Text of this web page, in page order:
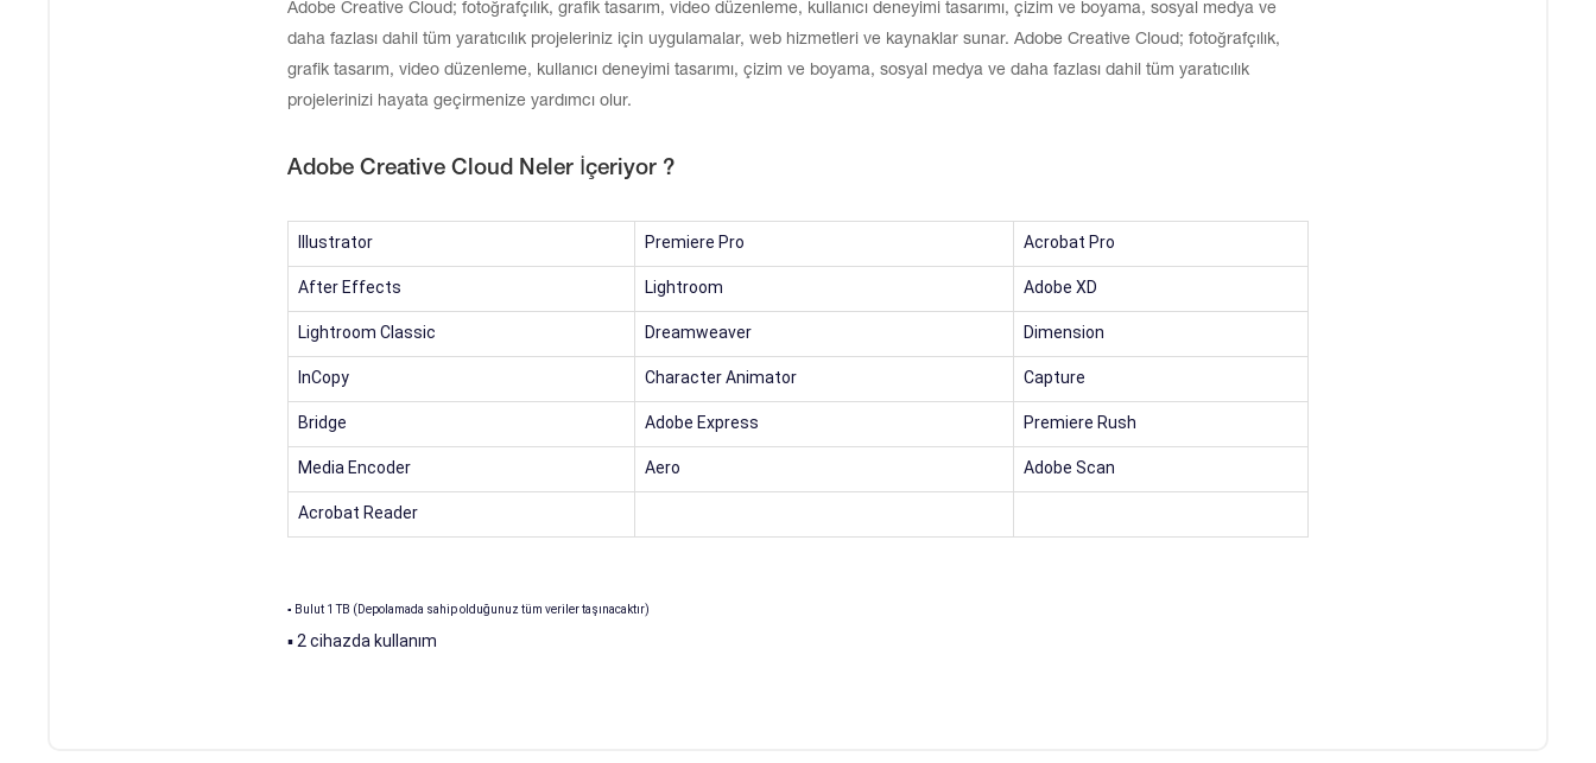
Adobe Creative Cloud; fotoğrafçılık, grafik tasarım, video düzenleme, kullanıcı deneyimi tasarımı, çizim ve boyama, sosyal medya ve
daha fazlası dahil tüm yaratıcılık projeleriniz için uygulamalar, web hizmetleri ve kaynaklar sunar. Adobe Creative Cloud; fotoğrafçılık,
grafik tasarım, video düzenleme, kullanıcı deneyimi tasarımı, çizim ve boyama, sosyal medya ve daha fazlası dahil tüm yaratıcılık
projelerinizi hayata geçirmenize yardımcı olur.
Adobe Creative Cloud Neler İçeriyor ?
Illustrator Premiere Pro Acrobat Pro
After Effects Lightroom Adobe XD
Lightroom Classic Dreamweaver Dimension
InCopy Character Animator Capture
Bridge Adobe Express Premiere Rush
Media Encoder Aero Adobe Scan
Acrobat Reader
▪ Bulut 1 TB (Depolamada sahip olduğunuz tüm veriler taşınacaktır)
▪ 2 cihazda kullanım